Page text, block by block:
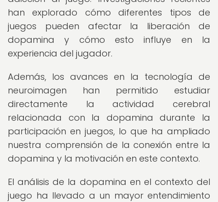
han explorado cómo diferentes tipos de
juegos pueden afectar la liberación de
dopamina y cómo esto influye en la
experiencia del jugador.
Además, los avances en la tecnología de
neuroimagen han permitido estudiar
directamente la actividad cerebral
relacionada con la dopamina durante la
participación en juegos, lo que ha ampliado
nuestra comprensión de la conexión entre la
dopamina y la motivación en este contexto.
El análisis de la dopamina en el contexto del
juego ha llevado a un mayor entendimiento